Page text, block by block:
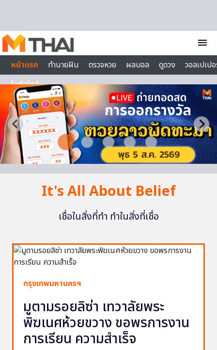
menu
หน้าแรก
ทำนายฝัน ตรวจหวย ผลบอล ดูดวง
วอลเปเป
ไลฟ์สไตล์
It's All About Belief
เชื่อในสิ่งที่ทำ ทำในสิ่งที่เชื่อ
กรุงเทพมหานครฯ
มูตามรอยลิซ่า เทวาลัยพระ
พิฆเนศห้วยขวาง ขอพรการงาน
การเรียน ความสำเร็จ